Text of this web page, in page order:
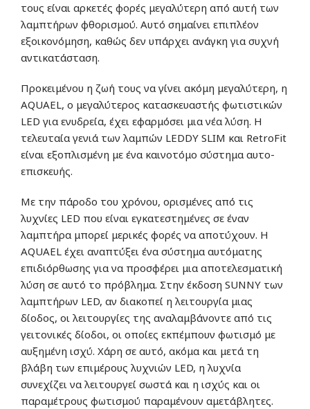
τους είναι αρκετές φορές μεγαλύτερη από αυτή των
λαμπτήρων φθορισμού. Αυτό σημαίνει επιπλέον
εξοικονόμηση, καθώς δεν υπάρχει ανάγκη για συχνή
αντικατάσταση.
Προκειμένου η ζωή τους να γίνει ακόμη μεγαλύτερη, η
AQUAEL, ο μεγαλύτερος κατασκευαστής φωτιστικών
LED για ενυδρεία, έχει εφαρμόσει μια νέα λύση. Η
τελευταία γενιά των λαμπών LEDDY SLIM και RetroFit
είναι εξοπλισμένη με ένα καινοτόμο σύστημα αυτο-
επισκευής.
Με την πάροδο του χρόνου, ορισμένες από τις
λυχνίες LED που είναι εγκατεστημένες σε έναν
λαμπτήρα μπορεί μερικές φορές να αποτύχουν. Η
AQUAEL έχει αναπτύξει ένα σύστημα αυτόματης
επιδιόρθωσης για να προσφέρει μια αποτελεσματική
λύση σε αυτό το πρόβλημα. Στην έκδοση SUNNY των
λαμπτήρων LED, αν διακοπεί η λειτουργία μιας
δίοδος, οι λειτουργίες της αναλαμβάνοντε από τις
γειτονικές δίοδοι, οι οποίες εκπέμπουν φωτισμό με
αυξημένη ισχύ. Χάρη σε αυτό, ακόμα και μετά τη
βλάβη των επιμέρους λυχνιών LED, η λυχνία
συνεχίζει να λειτουργεί σωστά και η ισχύς και οι
παραμέτρους φωτισμού παραμένουν αμετάβλητες.